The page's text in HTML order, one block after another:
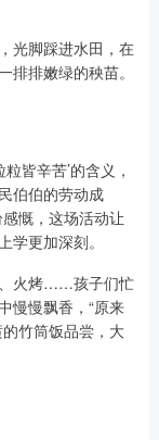
光脚踩进水田，在
排嫩绿的秧苗。
皆辛苦’的含义，
伯伯的劳动成
慨，这场活动让
更加深刻。
、火烤……孩子们忙
慢慢飘香，“原来
竹筒饭品尝，大